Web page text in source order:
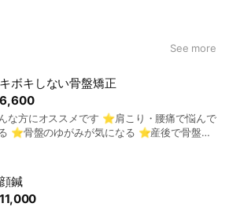
れるようになった」と実感の声続々
い施術で初めての方も◎
See more
ボキしない骨盤矯正
な方にオススメです ⭐️肩こり・腰痛で悩んで
⭐️骨盤のゆがみが気になる ⭐️産後で骨盤を
したりはしないので、小さなお子様やご高齢
も安心して受けていただけます
鍼